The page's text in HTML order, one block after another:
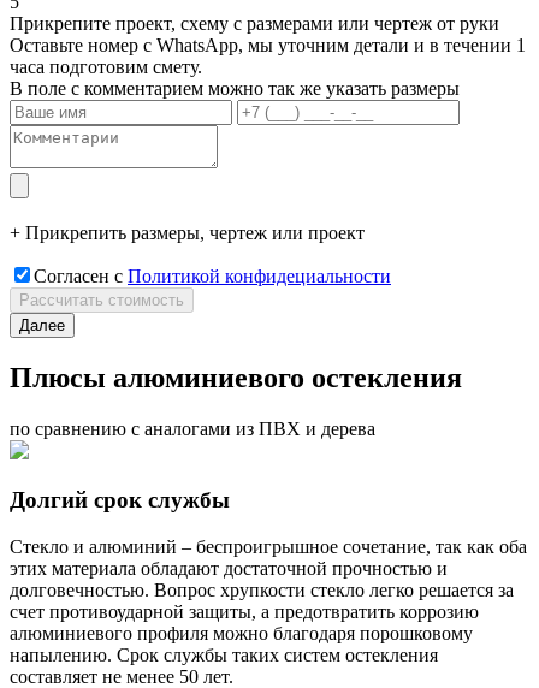
Прикрепите проект, схему с размерами или чертеж от руки
Оставьте номер с WhatsApp, мы уточним детали и в течении 1
часа подготовим смету.
В поле с комментарием можно так же указать размеры
+ Прикрепить размеры, чертеж или проект
Согласен c Политикой конфидециальности
Рассчитать стоимость
Далее
Плюсы алюминиевого остекления
по сравнению с аналогами из ПВХ и дерева
Долгий срок службы
Стекло и алюминий – беспроигрышное сочетание, так как оба
этих материала обладают достаточной прочностью и
долговечностью. Вопрос хрупкости стекло легко решается за
счет противоударной защиты, а предотвратить коррозию
алюминиевого профиля можно благодаря порошковому
напылению. Срок службы таких систем остекления
составляет не менее 50 лет.